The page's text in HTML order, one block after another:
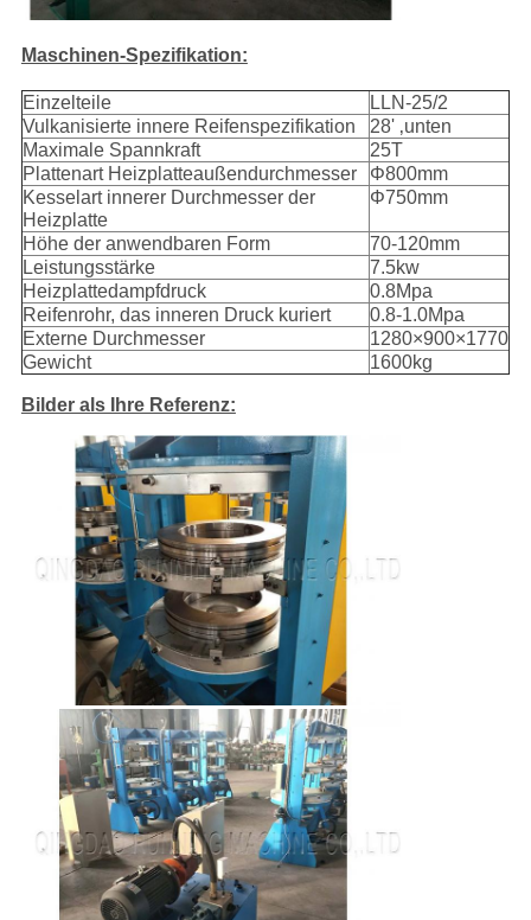
Maschinen-Spezifikation:
Einzelteile
LLN-25/2
Vulkanisierte innere Reifenspezifikation
28' ‚unten
Maximale Spannkraft
25T
Plattenart Heizplatteaußendurchmesser
Φ800mm
Kesselart innerer Durchmesser der
Heizplatte
Φ750mm
Höhe der anwendbaren Form
70-120mm
Leistungsstärke
7.5kw
Heizplattedampfdruck
0.8Mpa
Reifenrohr, das inneren Druck kuriert
0.8-1.0Mpa
Externe Durchmesser
1280×900×1770
Gewicht
1600kg
Bilder als Ihre Referenz: